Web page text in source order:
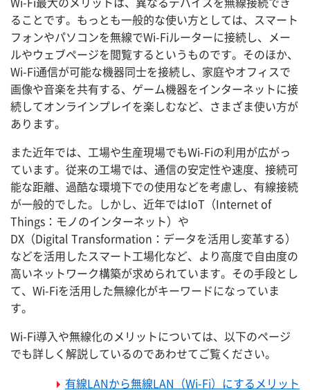
ることです。もっとも一般的な使い方としては、スマート
フォンやパソコンを無線でWi-Fiルーターに接続し、メー
ルやウェブページを閲覧するというものです。そのほか、
Wi-Fi通信が可能な機器同士を接続し、家庭やオフィスで
画像や音楽を共有する、ゲーム機器をインターネットに接
続してオンラインプレイを楽しむなど、さまざま使い方が
あります。
また近年では、工場や生産現場でもWi-Fiの利用が広がっ
ています。従来の工場では、通信の安定性や速度、接続可
能な距離、過酷な環境下での使用などを考慮し、有線接続
が一般的でした。しかし、近年ではIoT（Internet of
Things：モノのインターネット）や
DX（Digital Transformation：データを活用し変革する）
などを活用したスマート工場化など、より高度で自由度の
高いネットワーク構築が求められています。その手段とし
て、Wi-Fiを活用した無線化がキーワードになっていま
す。
Wi-Fi導入や無線化のメリットについては、以下のページ
でも詳しく解説しているのであわせてご覧ください。
有線LANから無線LAN（Wi-Fi）にするメリット